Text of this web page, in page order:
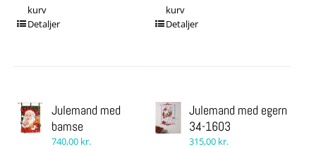
kurv
Detaljer
kurv
Detaljer
Julemand med
bamse
740,00 kr.
Julemand med egern
34-1603
315,00 kr.